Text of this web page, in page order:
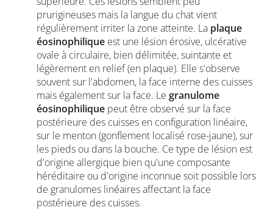
prurigineuses mais la langue du chat vient
régulièrement irriter la zone atteinte. La plaque
éosinophilique est une lésion érosive, ulcérative
ovale à circulaire, bien délimitée, suintante et
légèrement en relief (en plaque). Elle s'observe
souvent sur l'abdomen, la face interne des cuisses
mais également sur la face. Le granulome
éosinophilique peut être observé sur la face
postérieure des cuisses en configuration linéaire,
sur le menton (gonflement localisé rose-jaune), sur
les pieds ou dans la bouche. Ce type de lésion est
d'origine allergique bien qu'une composante
héréditaire ou d'origine inconnue soit possible lors
de granulomes linéaires affectant la face
postérieure des cuisses.